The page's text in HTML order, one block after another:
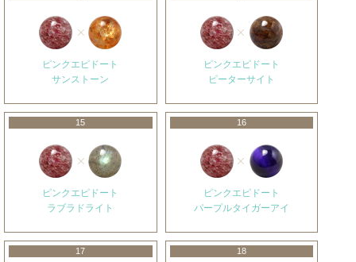
ピンクエピドート
サンストーン
ピンクエピドート
ピーターサイト
15
ピンクエピドート
ラブラドライト
16
ピンクエピドート
パープルタイガーアイ
17 18